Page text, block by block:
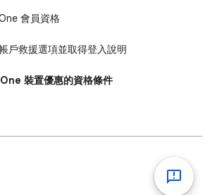
會員資格
戶救援選項並取得登入說明
裝置優惠的資格條件